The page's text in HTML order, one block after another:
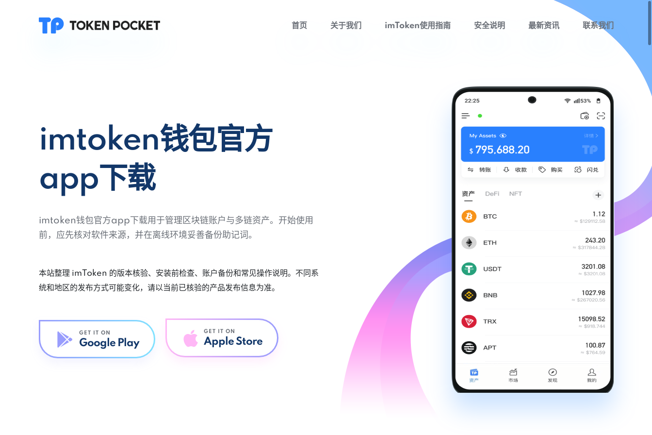
首页 关于我们 imToken使用指南 安全说明 最新资讯 联系我们
imtoken钱包官方
app下载
imtoken钱包官方app下载用于管理区块链账户与多链资产。开始使用
前，应先核对软件来源，并在离线环境妥善备份助记词。
本站整理 imToken 的版本核验、安装前检查、账户备份和常见操作说明。不同系
统和地区的发布方式可能变化，请以当前已核验的产品发布信息为准。
GET IT ON
Google Play
GET IT ON
Apple Store